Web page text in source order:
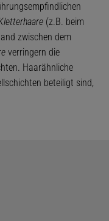
(z.B. beim
zwischen dem
verringern die
Haarähnliche
beteiligt sind,